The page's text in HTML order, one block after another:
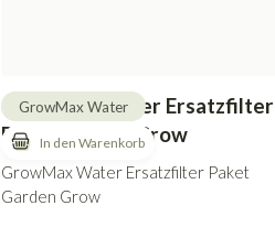
GrowMax Water
GrowMax Water Ersatzfilter
Paket Garden Grow
GrowMax Water Ersatzfilter Paket
Garden Grow